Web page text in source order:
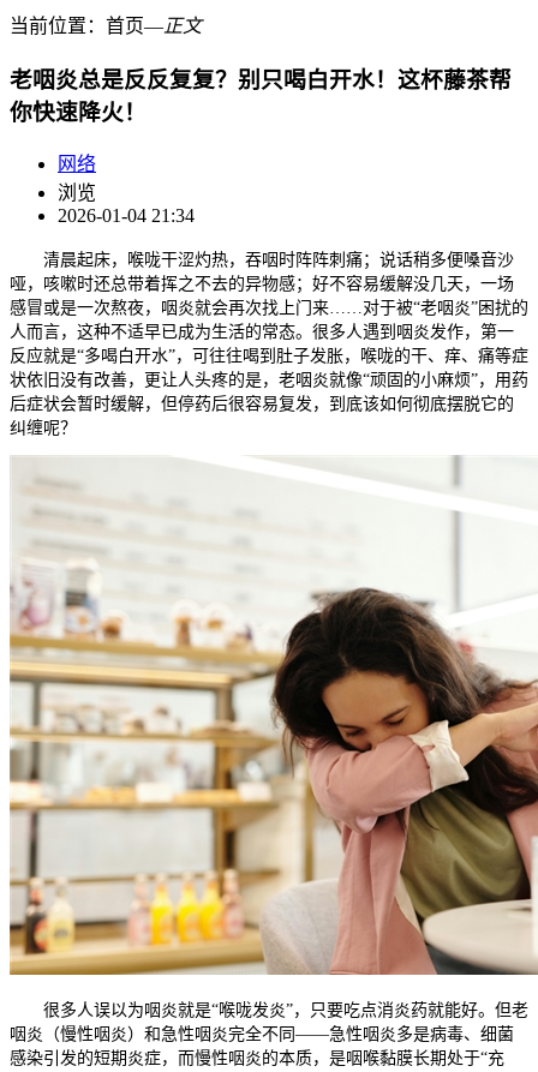
当前位置： 首页―正文
老咽炎总是反反复复？别只喝白开水！这杯藤茶帮
你快速降火！
网络
浏览
2026-01-04 21:34
清晨起床，喉咙干涩灼热，吞咽时阵阵刺痛；说话稍多便嗓音沙
哑，咳嗽时还总带着挥之不去的异物感；好不容易缓解没几天，一场
感冒或是一次熬夜，咽炎就会再次找上门来……对于被“老咽炎”困扰的
人而言，这种不适早已成为生活的常态。很多人遇到咽炎发作，第一
反应就是“多喝白开水”，可往往喝到肚子发胀，喉咙的干、痒、痛等症
状依旧没有改善，更让人头疼的是，老咽炎就像“顽固的小麻烦”，用药
后症状会暂时缓解，但停药后很容易复发，到底该如何彻底摆脱它的
纠缠呢？
很多人误以为咽炎就是“喉咙发炎”，只要吃点消炎药就能好。但老
咽炎（慢性咽炎）和急性咽炎完全不同——急性咽炎多是病毒、细菌
感染引发的短期炎症，而慢性咽炎的本质，是咽喉黏膜长期处于“充